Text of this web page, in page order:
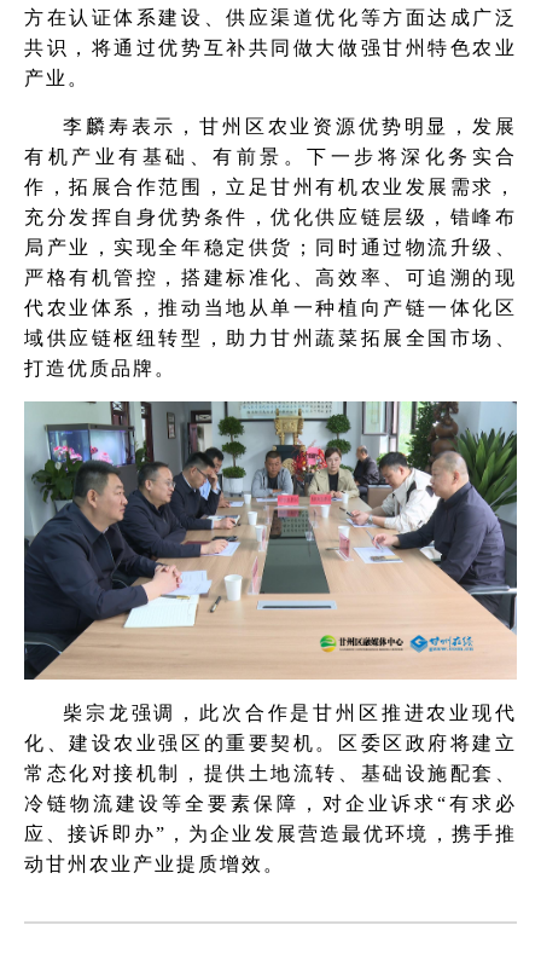
方在认证体系建设、供应渠道优化等方面达成广泛
共识，将通过优势互补共同做大做强甘州特色农业
产业。
李麟寿表示，甘州区农业资源优势明显，发展
有机产业有基础、有前景。下一步将深化务实合
作，拓展合作范围，立足甘州有机农业发展需求，
充分发挥自身优势条件，优化供应链层级，错峰布
局产业，实现全年稳定供货；同时通过物流升级、
严格有机管控，搭建标准化、高效率、可追溯的现
代农业体系，推动当地从单一种植向产链一体化区
域供应链枢纽转型，助力甘州蔬菜拓展全国市场、
打造优质品牌。
柴宗龙强调，此次合作是甘州区推进农业现代
化、建设农业强区的重要契机。区委区政府将建立
常态化对接机制，提供土地流转、基础设施配套、
冷链物流建设等全要素保障，对企业诉求“有求必
应、接诉即办”，为企业发展营造最优环境，携手推
动甘州农业产业提质增效。